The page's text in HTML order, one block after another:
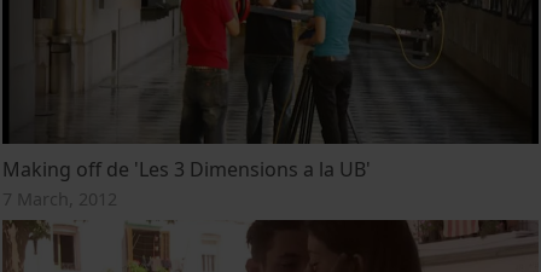
Making off de 'Les 3 Dimensions a la UB'
7 March, 2012